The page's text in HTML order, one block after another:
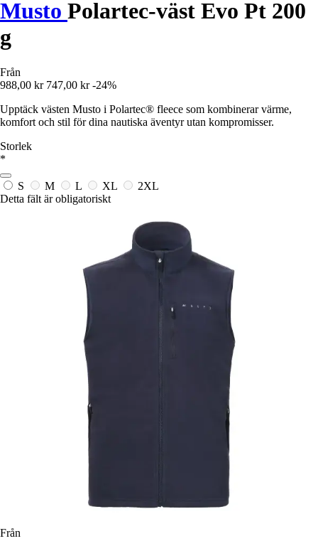
Musto Polartec-väst Evo Pt 200
g
Från
988,00 kr 747,00 kr -24%
Upptäck västen Musto i Polartec® fleece som kombinerar värme,
komfort och stil för dina nautiska äventyr utan kompromisser.
Storlek
*
S M L XL
2XL
Detta fält är obligatoriskt
Från